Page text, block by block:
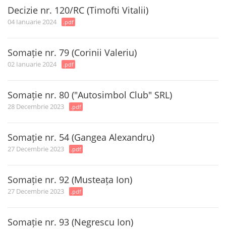
Decizie nr. 120/RC (Timofti Vitalii)
04 Ianuarie 2024 .pdf
Somație nr. 79 (Corinii Valeriu)
02 Ianuarie 2024 .pdf
Somație nr. 80 ("Autosimbol Club" SRL)
28 Decembrie 2023 .pdf
Somație nr. 54 (Gangea Alexandru)
27 Decembrie 2023 .pdf
Somație nr. 92 (Musteața Ion)
27 Decembrie 2023 .pdf
Somație nr. 93 (Negrescu Ion)